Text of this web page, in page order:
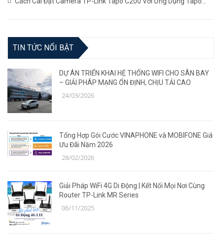
TIN TỨC NỔI BẬT
DỰ ÁN TRIỂN KHAI HỆ THỐNG WIFI CHO SÂN BAY
– GIẢI PHÁP MẠNG ỔN ĐỊNH, CHỊU TẢI CAO
24/03/2026
Tổng Hợp Gói Cước VINAPHONE và MOBIFONE Giá
Ưu Đãi Năm 2026
28/02/2026
Giải Pháp WiFi 4G Di Động | Kết Nối Mọi Nơi Cùng
Router TP-Link MR Series
06/11/2025